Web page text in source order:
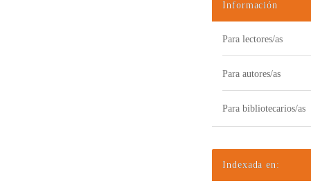
Información
Para lectores/as
Para autores/as
Para bibliotecarios/as
Indexada en: